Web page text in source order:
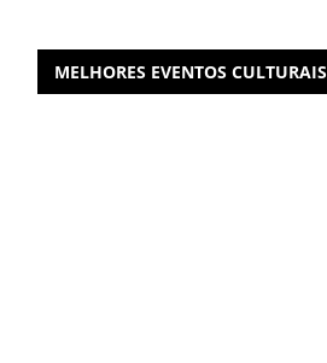
MELHORES EVENTOS CULTURAIS